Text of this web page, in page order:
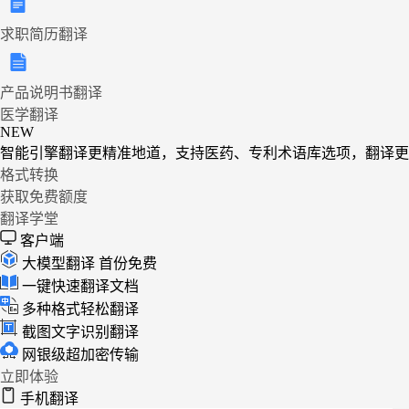
求职简历翻译
产品说明书翻译
医学翻译
NEW
智能引擎翻译更精准地道，支持医药、专利术语库选项，翻译
格式转换
获取免费额度
翻译学堂
客户端
大模型翻译 首份免费
一键快速翻译文档
多种格式轻松翻译
截图文字识别翻译
网银级超加密传输
立即体验
手机翻译